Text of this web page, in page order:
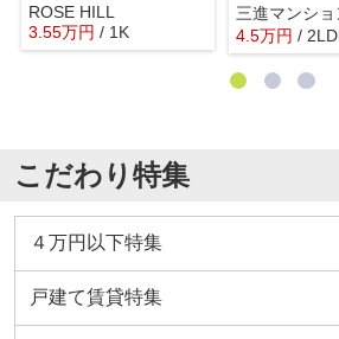
ROSE HILL
3.55万円 / 1K
三進マンショ
4.5万円 /
こだわり特集
４万円以下特集
戸建て賃貸特集